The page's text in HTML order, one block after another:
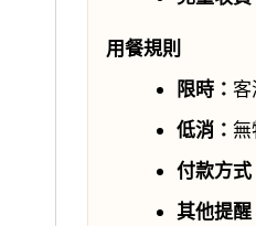
用餐規則
限時：
低消： 無
付款方式
其他提醒